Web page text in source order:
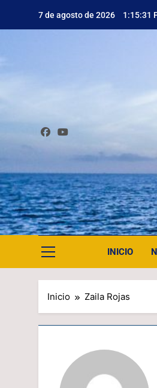
7 de agosto de 2026 1:15:32
INICIO
Inicio Zaila Rojas